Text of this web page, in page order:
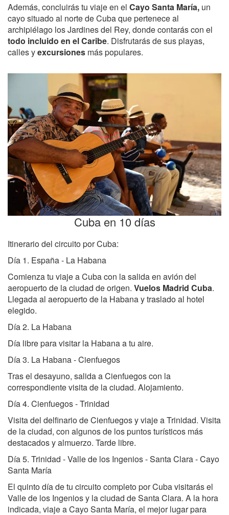
Además, concluirás tu viaje en el Cayo Santa María, un
cayo situado al norte de Cuba que pertenece al
archipiélago los Jardines del Rey, donde contarás con el
todo incluido en el Caribe. Disfrutarás de sus playas,
calles yexcursiones más populares.
Cuba en 10 días
Itinerario del circuito por Cuba:
Día 1. España - La Habana
Comienza tu viaje a Cuba con la salida en avión del
aeropuerto de la ciudad de origen. Vuelos Madrid Cuba.
Llegada al aeropuerto de la Habana y traslado al hotel
elegido.
Día 2. La Habana
Día libre para visitar la Habana a tu aire.
Día 3. La Habana - Cienfuegos
Tras el desayuno, salida a Cienfuegos con la
correspondiente visita de la ciudad. Alojamiento.
Día 4. Cienfuegos - Trinidad
Visita del delfinario de Cienfuegos y viaje a Trinidad. Visita
de la ciudad, con algunos de los puntos turísticos más
destacados y almuerzo. Tarde libre.
Día 5. Trinidad - Valle de los Ingenios - Santa Clara - Cayo
Santa María
El quinto día de tu circuito completo por Cuba visitarás el
Valle de los Ingenios y la ciudad de Santa Clara. A la hora
indicada, viaje a Cayo Santa María, el mejor lugar para